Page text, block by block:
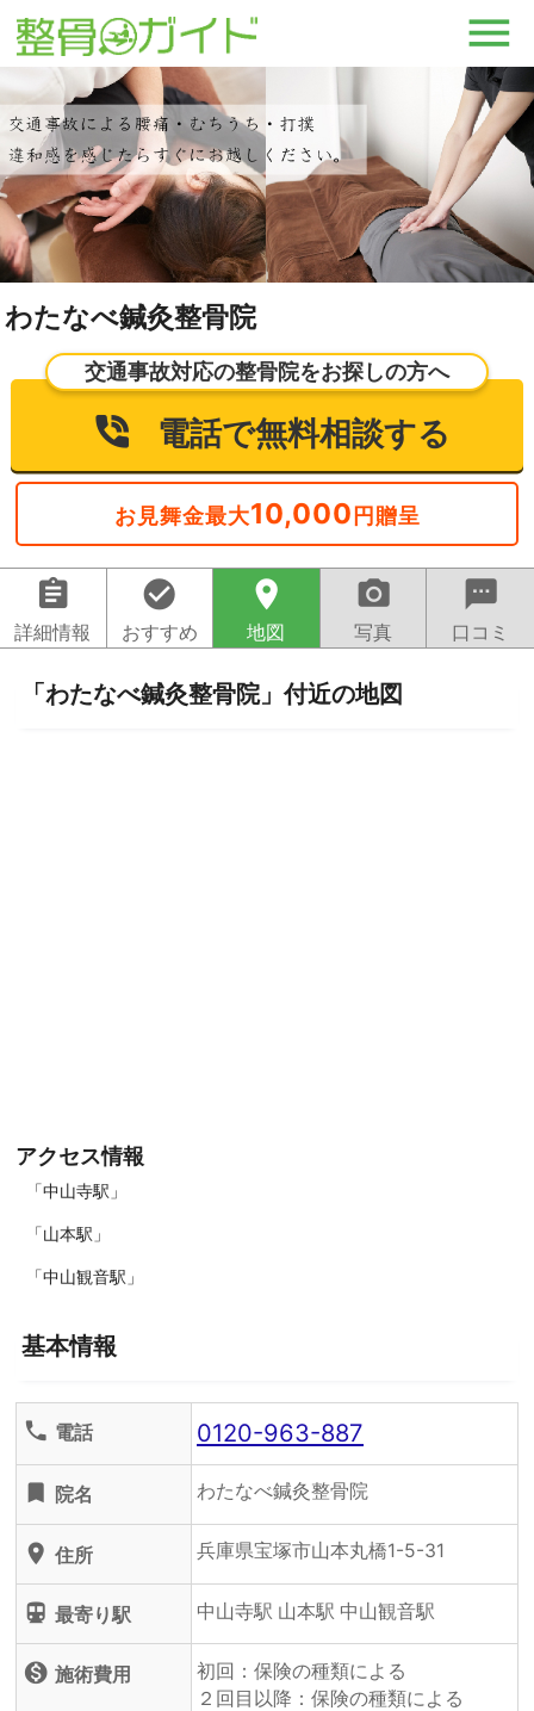
わたなべ鍼灸整骨院
交通事故対応の整骨院をお探しの方へ
電話で無料相談する
お見舞金最大10,000 円贈呈
assignment
詳細情報
check_circle
おすすめ
location_on
地図
camera_alt
写真
sms
口コミ
「わたなべ鍼灸整骨院」付近の地図
アクセス情報
「中山寺駅」
「山本駅」
「中山観音駅」
基本情報
phone 電話 0120-963-887
turned_in 院名 わたなべ鍼灸整骨院
location_on 住所 兵庫県宝塚市山本丸橋1-5-31
directions_subway 最寄り駅 中山寺駅 山本駅 中山観音駅
monetization_on 施術費用
初回：保険の種類による
２回目以降：保険の種類による